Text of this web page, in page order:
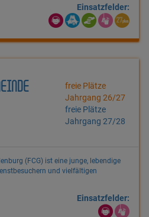
Einsatzfelder:
freie Plätze
Jahrgang 26/27
freie Plätze
Jahrgang 27/28
(FCG) ist eine junge, lebendige
und vielfältigen
Einsatzfelder: